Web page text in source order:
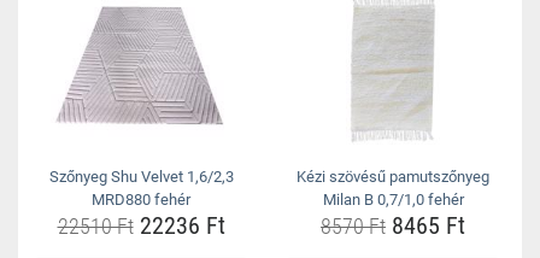
Szőnyeg Shu Velvet 1,6/2,3
MRD880 fehér
22510 Ft22236 Ft
Kézi szövésű pamutszőnyeg
Milan B 0,7/1,0 fehér
8570 Ft 8465 Ft